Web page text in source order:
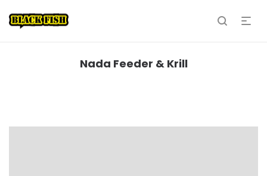
Nada Feeder & Krill